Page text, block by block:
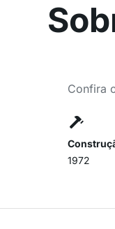
Confira
1972